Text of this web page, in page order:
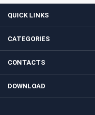
QUICK LINKS
CATEGORIES
CONTACTS
DOWNLOAD